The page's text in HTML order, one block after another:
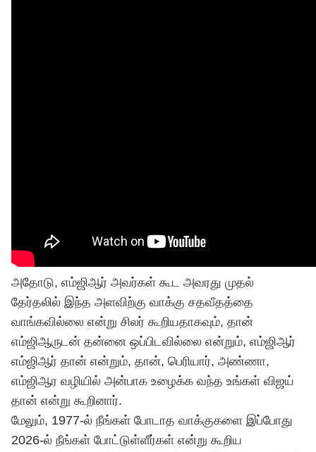
அதோடு, எம்ஜிஆர் அவர்கள் கூட அவரது முதல்
தேர்தலில் இந்த அளவிற்கு வாக்கு சதவீதத்தை
வாங்கவில்லை என்று சிலர் கூறியதாகவும், தான்
எம்ஜிஆருடன் தன்னை ஒப்பிடவில்லை என்றும், எம்ஜிஆர்
எம்ஜிஆர் தான் என்றும், தான், பெரியார், அண்ணா,
எம்ஜிஆர வழியில் அன்பாக உழைக்க வந்த உங்கள் விஜய்
தான் என்று கூறினார்.
மேலும், 1977-ல் நீங்கள் போடாத வாக்குகளை இப்போது
2026-ல் நீங்கள் போட்டுள்ளீர்கள் என்று கூறிய